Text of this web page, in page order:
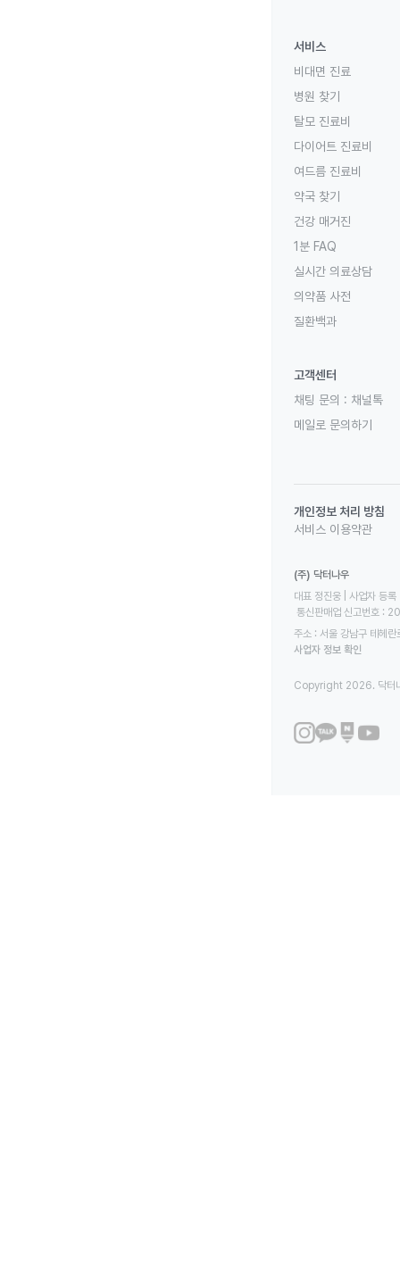
서비스
비대면 진료
병원 찾기
탈모 진료비
다이어트 진료비
여드름 진료비
약국 찾기
건강 매거진
1분 FAQ
실시간 의료상담
의약품 사전
질환백과
고객센터
채팅 문의 : 채널톡
메일로 문의하기
개인정보 처리 방침
서비스 이용약관
(주) 닥터나우
대표 정진웅 | 사업자
통신판매업 신고번호
주소 : 서울 강남구 테헤
사업자 정보 확인
Copyright 2026. 닥터